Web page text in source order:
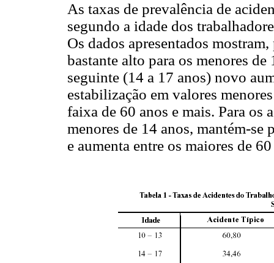
As taxas de prevalência de
segundo a idade dos
Os dados apresentados
bastante alto para os menores
seguinte (14 a 17 anos) novo
estabilização em valores
faixa de 60 anos e mais. Para os
menores de 14 anos, mantém-se
e aumenta entre os maiores de